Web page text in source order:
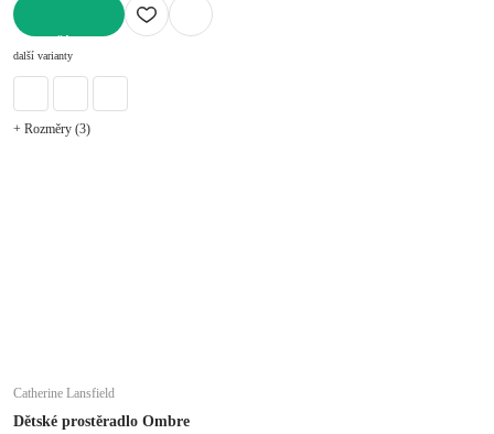
další varianty
+ Rozměry (3)
Catherine Lansfield
Dětské prostěradlo Ombre